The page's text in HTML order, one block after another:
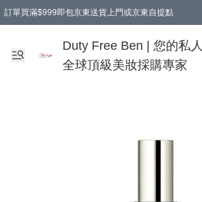
訂單買滿$999即包京東送貨上門或京東自提點
Duty Free Ben | 您的私人
全球頂級美妝採購專家